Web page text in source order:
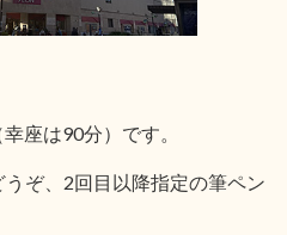
座は90分）です。
ぞ、2回目以降指定の筆ペン